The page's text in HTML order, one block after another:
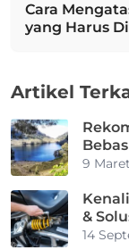
Next post:
Cara
yang Harus
Artikel
Motor
9
&
14